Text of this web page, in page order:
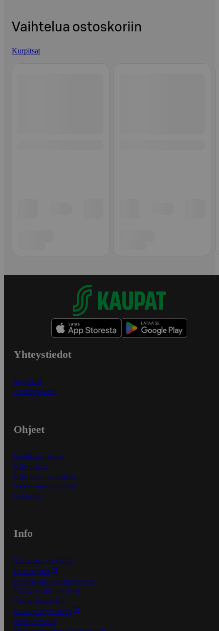
Vaihtelua ostoskoriin
Kurpitsat
Yhteystiedot
Myymälät
Asiakaspalvelu
Ohjeet
Ensitilaajan ohjeet
Näin maksat
Näin tilaat ja muokkaat
Kaikki ohjeet ja vinkit
In English
Info
S-Business yrityksille
Oiva-raportit
Osuuskauppojen yhteystiedot
Tilaus- ja toimitusehdot
Tietosuojakäytäntö
Palvelun käyttöehdot
Saavutettavuus